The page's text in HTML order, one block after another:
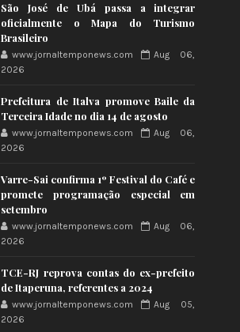
São José de Ubá passa a integrar
oficialmente o Mapa do Turismo
Brasileiro
www.jornaltemponews.com
Aug 06,
2026
Prefeitura de Italva promove Baile da
Terceira Idade no dia 14 de agosto
www.jornaltemponews.com
Aug 06,
2026
Varre-Sai confirma 1º Festival do Café e
promete programação especial em
setembro
www.jornaltemponews.com
Aug 06,
2026
TCE-RJ reprova contas do ex-prefeito
de Itaperuna, referentes a 2024
www.jornaltemponews.com
Aug 05,
2026